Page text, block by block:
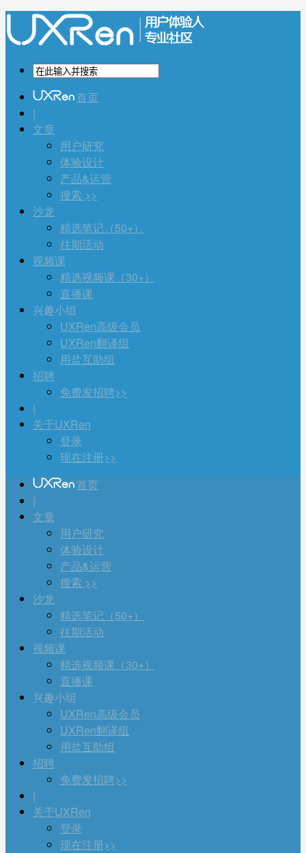
首页
|
文章
用户研究
体验设计
产品&运营
搜索 >>
沙龙
精选笔记（50+）
往期活动
视频课
精选视频课（30+）
直播课
兴趣小组
UXRen高级会员
UXRen翻译组
用盐互助组
招聘
免费发招聘>>
|
关于UXRen
登录
现在注册>>
首页
|
文章
用户研究
体验设计
产品&运营
搜索 >>
沙龙
精选笔记（50+）
往期活动
视频课
精选视频课（30+）
直播课
兴趣小组
UXRen高级会员
UXRen翻译组
用盐互助组
招聘
免费发招聘>>
|
关于UXRen
登录
现在注册>>